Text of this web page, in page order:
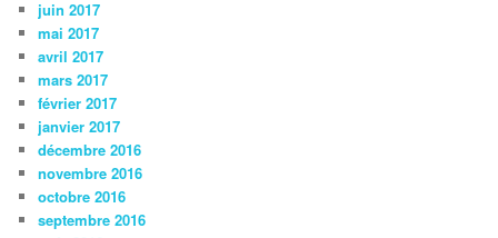
juin 2017
mai 2017
avril 2017
mars 2017
février 2017
janvier 2017
décembre 2016
novembre 2016
octobre 2016
septembre 2016